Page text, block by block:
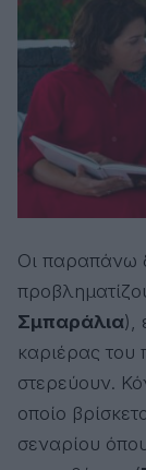
Οι παραπάνω
Σμπαράλια),
καριέρας του
στερεύουν.
οποίο
σεναρίου